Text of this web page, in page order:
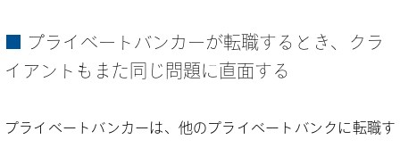
プライベートバンカーが転職するとき、クラ
イアントもまた同じ問題に直面する
プライベートバンカーは、他のプライベートバンクに転職す